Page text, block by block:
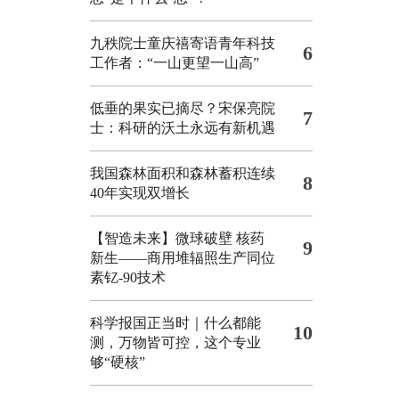
九秩院士童庆禧寄语青年科技
工作者：“一山更望一山高”
6
低垂的果实已摘尽？宋保亮院
士：科研的沃土永远有新机遇
7
我国森林面积和森林蓄积连续
40年实现双增长
8
【智造未来】微球破壁 核药
新生——商用堆辐照生产同位
素钇-90技术
9
科学报国正当时｜什么都能
测，万物皆可控，这个专业
够“硬核”
10